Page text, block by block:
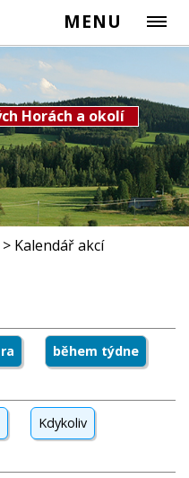
MENU
Horách a okolí
> Kalendář akcí
během týdne
Kdykoliv